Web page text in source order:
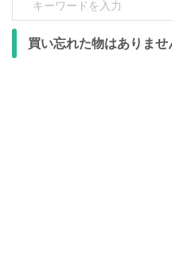
買い忘れた物はありませ